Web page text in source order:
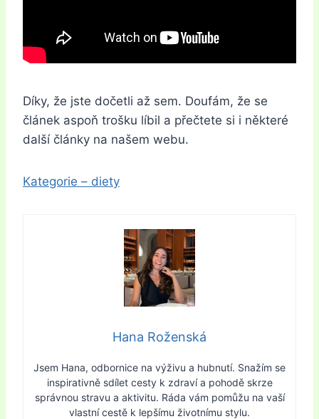
Díky, že jste dočetli až sem. Doufám, že se
článek aspoň trošku líbil a přečtete si i některé
další články na našem webu.
Kategorie – diety
Hana Roženská
Jsem Hana, odbornice na výživu a hubnutí. Snažím se
inspirativně sdílet cesty k zdraví a pohodě skrze
správnou stravu a aktivitu. Ráda vám pomůžu na vaší
vlastní cestě k lepšímu životnímu stylu.